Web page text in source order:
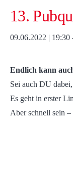
13.
09.06.2022 | 19:30
Endlich kann
Sei auch DU
Es geht in erster
Aber schnell sein –